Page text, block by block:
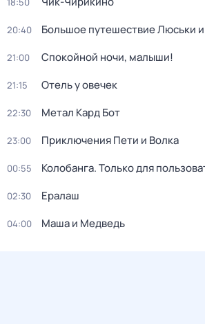
20:40 Большое путешествие Люськи
21:00 Спокойной ночи, малыши!
21:15 Отель у овечек
22:30 Метал Кард Бот
23:00 Приключения Пети и Волка
00:55 Колобанга. Только для
02:30 Ералаш
04:00 Маша и Медведь